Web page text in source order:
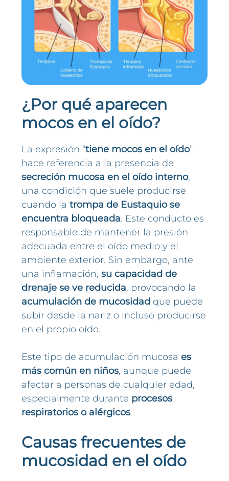
¿Por qué aparecen
mocos en el oído?
La expresión “tiene mocos en el oído”
hace referencia a la presencia de
secreción mucosa en el oído interno,
una condición que suele producirse
cuando latrompa de Eustaquio se
encuentra bloqueada. Este conducto es
responsable de mantener la presión
adecuada entre el oído medio y el
ambiente exterior. Sin embargo, ante
una inflamación,su capacidad de
drenaje se ve reducida, provocando la
acumulación de mucosidad que puede
subir desde la nariz o incluso producirse
en el propio oído.
Este tipo de acumulación mucosaes
más común en niños, aunque puede
afectar a personas de cualquier edad,
especialmente durante procesos
respiratorios o alérgicos.
Causas frecuentes de
mucosidad en el oído